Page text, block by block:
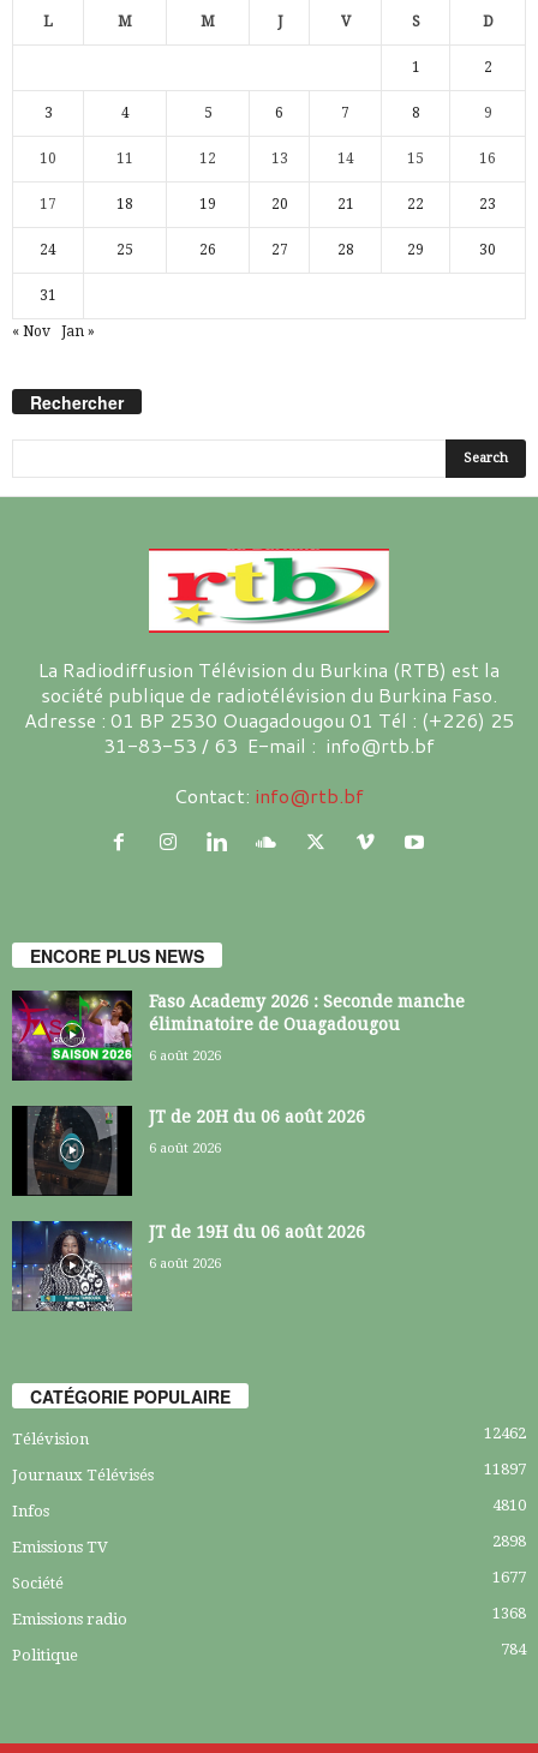
L M M J V S D
1 2
3 4 5 6 7 8 9
10 11 12 13 14 15 16
17 18 19 20 21 22 23
24 25 26 27 28 29 30
31
« Nov Jan »
Rechercher
La Radiodiffusion Télévision du Burkina (RTB) est la
société publique de radiotélévision du Burkina Faso.
Adresse : 01 BP 2530 Ouagadougou 01 Tél : (+226) 25
31-83-53 / 63 E-mail : info@rtb.bf
Contact: info@rtb.bf
ENCORE PLUS NEWS
Faso Academy 2026 : Seconde manche
éliminatoire de Ouagadougou
6 août 2026
JT de 20H du 06 août 2026
6 août 2026
JT de 19H du 06 août 2026
6 août 2026
CATÉGORIE POPULAIRE
Télévision 12462
Journaux Télévisés 11897
Infos 4810
Emissions TV 2898
Société 1677
Emissions radio 1368
Politique 784